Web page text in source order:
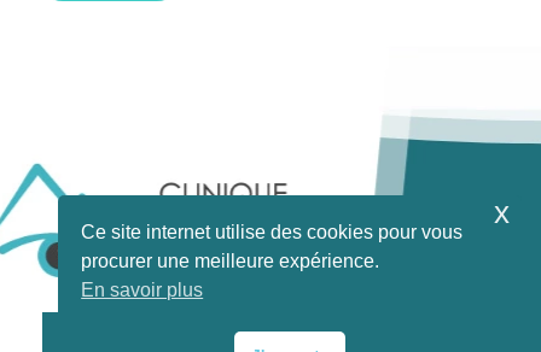
Ce site internet utilise des cookies pour vous
procurer une meilleure expérience.
En savoir plus
x